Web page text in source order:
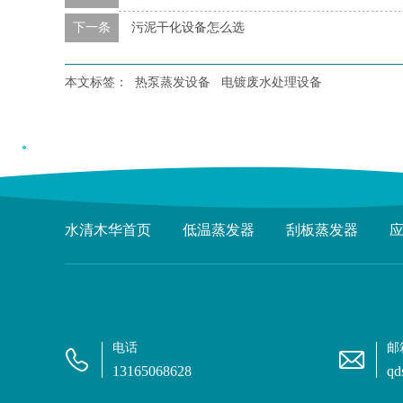
下一条 污泥干化设备怎么选
本文标签： 热泵蒸发设备 电镀废水处理设备
水清木华首页 低温蒸发器 刮板蒸发器
电话
13165068628
邮